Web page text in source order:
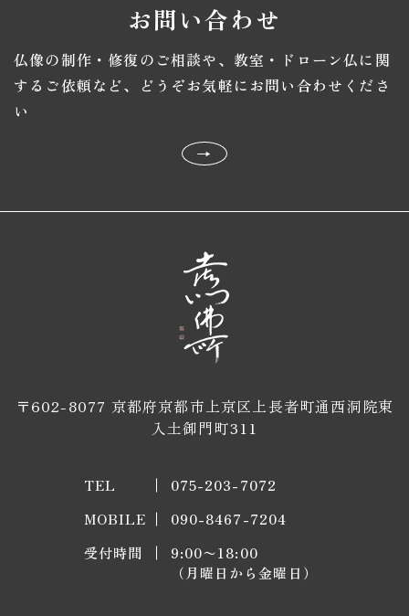
お問い合わせ
仏像の制作・修復のご相談や、教室・ドローン仏に関
するご依頼など、
どうぞお気軽にお問い合わせくださ
い
→
〒602-8077 京都府京都市上京区上長者町通西洞院東
入土御門町311
TEL
075-203-7072
MOBILE
090-8467-7204
受付時間
9:00〜18:00
​​​​​​​（月曜日から金曜日）